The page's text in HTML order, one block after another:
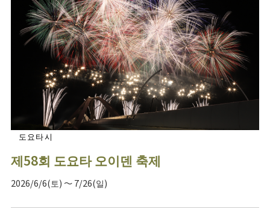
도요타시
제58회 도요타 오이덴 축제
2026/6/6(토) ～ 7/26(일)